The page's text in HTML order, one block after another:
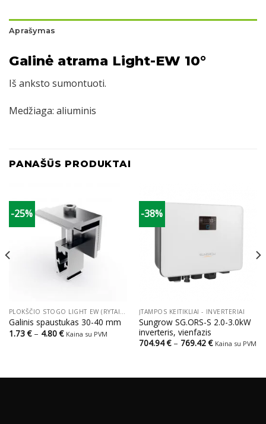
Aprašymas
Galinė atrama Light-EW 10°
Iš anksto sumontuoti.
Medžiaga: aliuminis
PANAŠŪS PRODUKTAI
-25%
PLOKŠČIO STOGO LIGHT EW (RYTAI VAKARAI) STOGO SISTEMOS
Galinis spaustukas 30-40 mm
1.73€ – 4.80€Price
range:
Kaina su PVM
-38%
ĮTAMPOS KEITIKLIAI - INVERTERIAI
Sungrow SG.ORS-S 2.0-3.0kW
inverteris, vienfazis
704.94€ – 769.42€Price
range:
Kaina su PVM